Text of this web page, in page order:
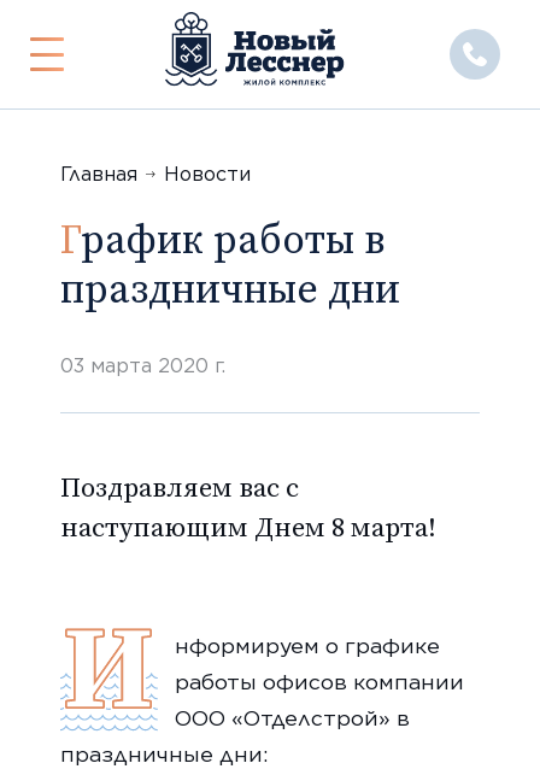
Показать
скрыть
Главная
Новости
График работы в
праздничные дни
03 марта 2020 г.
Поздравляем вас с
наступающим Днем 8 марта!
И
нформируем о графике
работы офисов компании
ООО «Отделстрой» в
праздничные дни: